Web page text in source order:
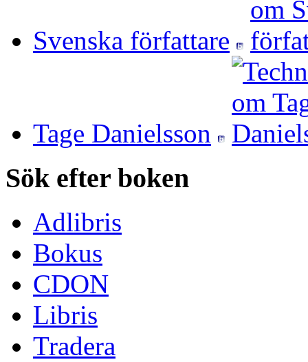
Svenska författare
Tage Danielsson
Sök efter boken
Adlibris
Bokus
CDON
Libris
Tradera